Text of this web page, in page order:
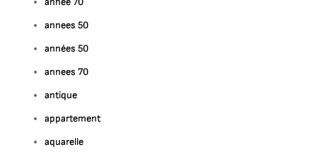
annees 50
années 50
annees 70
antique
appartement
aquarelle